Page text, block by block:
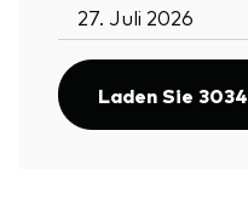
27. Juli 2026
Laden Sie